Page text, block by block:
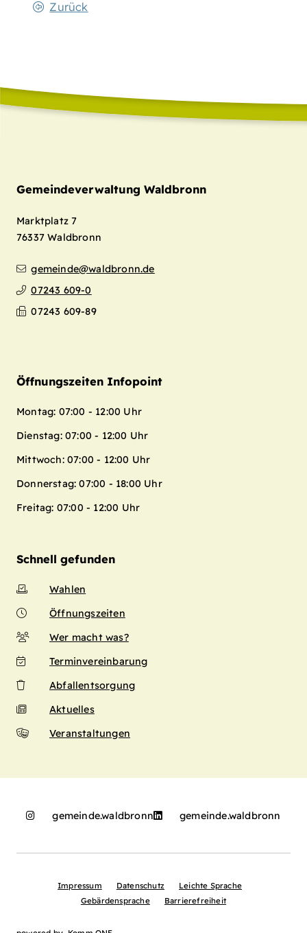
Zurück
Gemeindeverwaltung Waldbronn
Marktplatz 7
76337 Waldbronn
gemeinde@waldbronn.de
07243 609-0
07243 609-89
Öffnungszeiten Infopoint
Montag: 07:00 - 12:00 Uhr
Dienstag: 07:00 - 12:00 Uhr
Mittwoch: 07:00 - 12:00 Uhr
Donnerstag: 07:00 - 18:00 Uhr
Freitag: 07:00 - 12:00 Uhr
Schnell gefunden
Wahlen
Öffnungszeiten
Wer macht was?
Terminvereinbarung
Abfallentsorgung
Aktuelles
Veranstaltungen
gemeinde.waldbronn gemeinde.waldbronn
Impressum Datenschutz
Leichte Sprache
Gebärdensprache
Barrierefreiheit